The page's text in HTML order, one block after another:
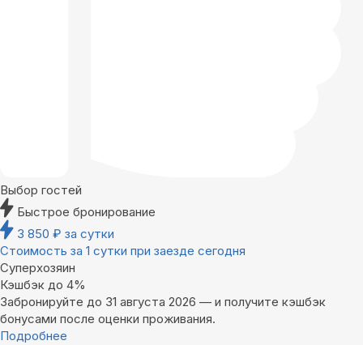
Выбор гостей
Быстрое бронирование
3 850 ₽ за сутки
Стоимость за 1 сутки при заезде сегодня
Суперхозяин
Кэшбэк до 4%
Забронируйте до 31 августа 2026 — и получите кэшбэк
бонусами после оценки проживания.
Подробнее